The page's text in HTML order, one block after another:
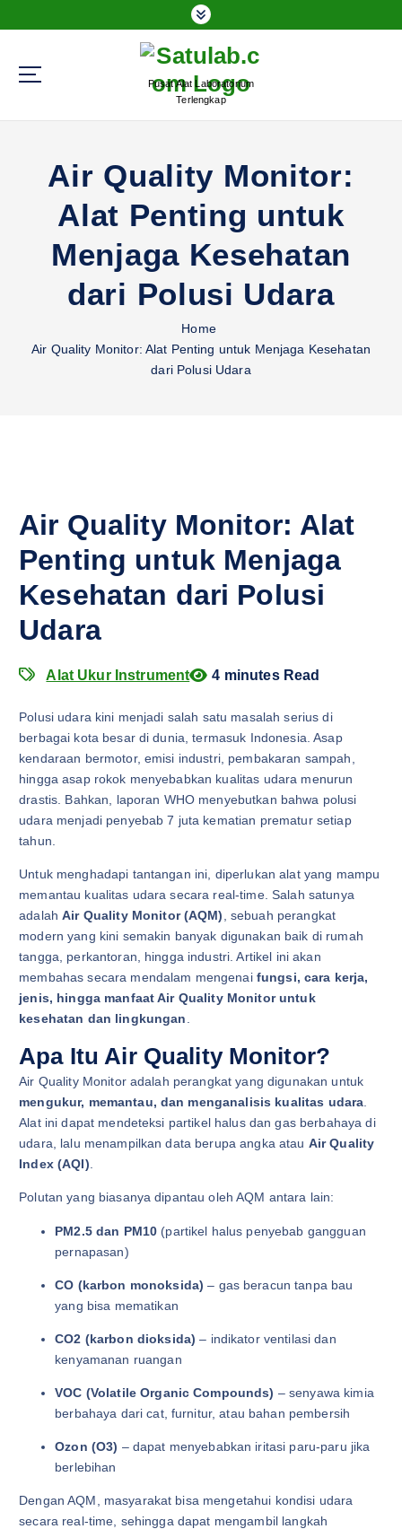
k
Pusat Alat Laboratorium
Terlengkap
Air Quality Monitor:
Alat Penting untuk
Menjaga Kesehatan
dari Polusi Udara
Home
Air Quality Monitor: Alat Penting untuk Menjaga Kesehatan
dari Polusi Udara
Air Quality Monitor: Alat
Penting untuk Menjaga
Kesehatan dari Polusi
Udara
Alat Ukur Instrument 4 minutes Read
Polusi udara kini menjadi salah satu masalah serius di
berbagai kota besar di dunia, termasuk Indonesia. Asap
kendaraan bermotor, emisi industri, pembakaran sampah,
hingga asap rokok menyebabkan kualitas udara menurun
drastis. Bahkan, laporan WHO menyebutkan bahwa polusi
udara menjadi penyebab 7 juta kematian prematur setiap
tahun.
Untuk menghadapi tantangan ini, diperlukan alat yang mampu
memantau kualitas udara secara real-time. Salah satunya
adalahAir Quality Monitor (AQM), sebuah perangkat
modern yang kini semakin banyak digunakan baik di rumah
tangga, perkantoran, hingga industri. Artikel ini akan
membahas secara mendalam mengenai fungsi, cara kerja,
jenis, hingga manfaat Air Quality Monitor untuk
kesehatan dan lingkungan.
Apa Itu Air Quality Monitor?
Air Quality Monitor adalah perangkat yang digunakan untuk
mengukur, memantau, dan menganalisis kualitas udara.
Alat ini dapat mendeteksi partikel halus dan gas berbahaya di
udara, lalu menampilkan data berupa angka atau Air Quality
Index (AQI).
Polutan yang biasanya dipantau oleh AQM antara lain:
PM2.5 dan PM10 (partikel halus penyebab gangguan
pernapasan)
CO (karbon monoksida) – gas beracun tanpa bau
yang bisa mematikan
CO2 (karbon dioksida) – indikator ventilasi dan
kenyamanan ruangan
VOC (Volatile Organic Compounds) – senyawa kimia
berbahaya dari cat, furnitur, atau bahan pembersih
Ozon (O3) – dapat menyebabkan iritasi paru-paru jika
berlebihan
Dengan AQM, masyarakat bisa mengetahui kondisi udara
secara real-time, sehingga dapat mengambil langkah